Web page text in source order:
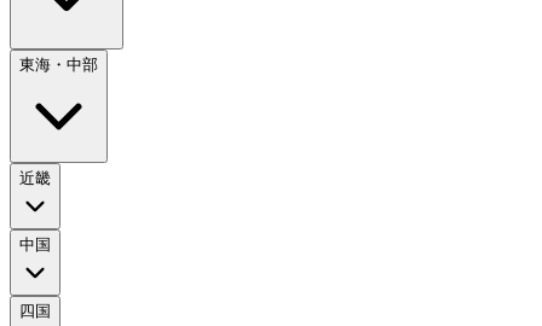
東海・中部
近畿
中国
四国